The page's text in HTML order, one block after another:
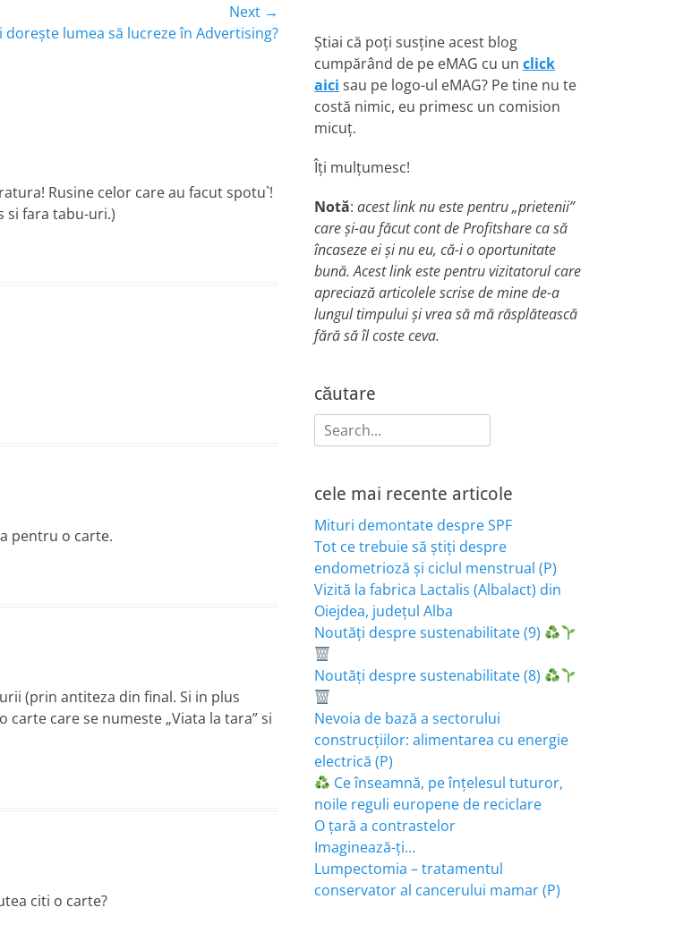
Next →
doreşte lumea să lucreze în Advertising?
Rusine celor care au facut spotu`!
si fara tabu-uri.)
pentru o carte.
(prin antiteza din final. Si in plus
care se numeste „Viata la tara” si
citi o carte?
Știai că poți susține acest blog
cumpărând de pe eMAG cu un click
aici sau pe logo-ul eMAG? Pe tine nu te
costă nimic, eu primesc un comision
micuț.
Îți mulțumesc!
Notă: acest link nu este pentru „prietenii”
care și-au făcut cont de Profitshare ca să
încaseze ei și nu eu, că-i o oportunitate
bună. Acest link este pentru vizitatorul care
apreciază articolele scrise de mine de-a
lungul timpului și vrea să mă răsplătească
fără să îl coste ceva.
căutare
Search
for:
cele mai recente articole
Mituri demontate despre SPF
Tot ce trebuie să știți despre
endometrioză și ciclul menstrual (P)
Vizită la fabrica Lactalis (Albalact) din
Oiejdea, județul Alba
Noutăți despre sustenabilitate (9)
Noutăți despre sustenabilitate (8)
Nevoia de bază a sectorului
construcțiilor: alimentarea cu energie
electrică (P)
Ce înseamnă, pe înțelesul tuturor,
noile reguli europene de reciclare
O țară a contrastelor
Imaginează-ți…
Lumpectomia – tratamentul
conservator al cancerului mamar (P)